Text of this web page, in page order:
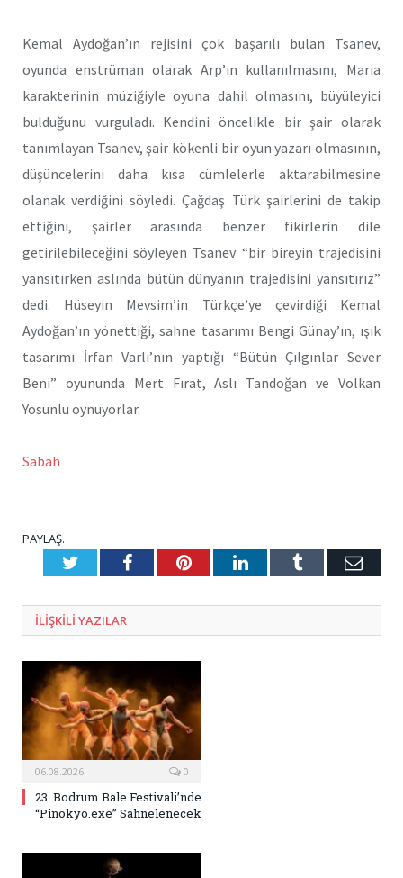
Kemal Aydoğan’ın rejisini çok başarılı bulan Tsanev,
oyunda enstrüman olarak Arp’ın kullanılmasını, Maria
karakterinin müziğiyle oyuna dahil olmasını, büyüleyici
bulduğunu vurguladı. Kendini öncelikle bir şair olarak
tanımlayan Tsanev, şair kökenli bir oyun yazarı olmasının,
düşüncelerini daha kısa cümlelerle aktarabilmesine
olanak verdiğini söyledi. Çağdaş Türk şairlerini de takip
ettiğini, şairler arasında benzer fikirlerin dile
getirilebileceğini söyleyen Tsanev “bir bireyin trajedisini
yansıtırken aslında bütün dünyanın trajedisini yansıtırız”
dedi. Hüseyin Mevsim’in Türkçe’ye çevirdiği Kemal
Aydoğan’ın yönettiği, sahne tasarımı Bengi Günay’ın, ışık
tasarımı İrfan Varlı’nın yaptığı “Bütün Çılgınlar Sever
Beni” oyununda Mert Fırat, Aslı Tandoğan ve Volkan
Yosunlu oynuyorlar.
Sabah
PAYLAŞ.
TwitterFacebookPinterestLinkedInTumblr E-
ILIŞKILI YAZILAR
06.08.2026 0
23. Bodrum Bale Festivali’nde
“Pinokyo.exe” Sahnelenecek